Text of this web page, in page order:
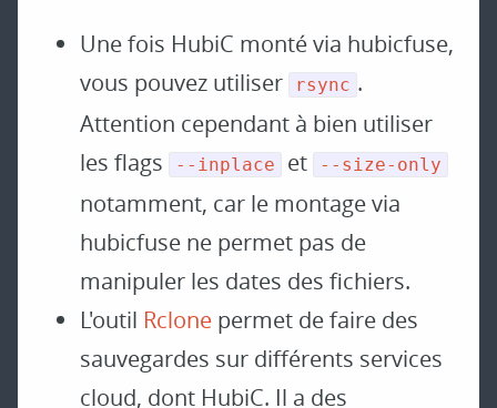
Une fois HubiC monté via hubicfuse,
vous pouvez utiliser
rsync .
Attention cependant à bien utiliser
les flags
--inplace et --size-only
notamment, car le montage via
hubicfuse ne permet pas de
manipuler les dates des fichiers.
L'outil Rclone permet de faire des
sauvegardes sur différents services
cloud, dont HubiC. Il a des